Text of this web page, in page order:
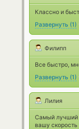
Классно и
Развернуть (1)
Филипп
Все быстро,
Развернуть (1)
Лилия
Самый лучший
вашу